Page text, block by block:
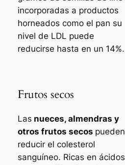
incorporadas a productos
horneados como el pan su
nivel de LDL puede
reducirse hasta en un 14%.
Frutos secos
Las nueces, almendras y
otros frutos secos pueden
reducir el colesterol
sanguíneo. Ricas en ácidos